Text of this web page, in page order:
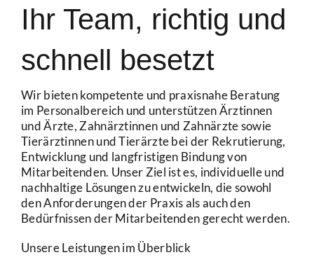
Ihr Team, richtig und
schnell besetzt
Wir bieten kompetente und praxisnahe Beratung
im Personalbereich und unterstützen Ärztinnen
und Ärzte, Zahnärztinnen und Zahnärzte sowie
Tierärztinnen und Tierärzte bei der Rekrutierung,
Entwicklung und langfristigen Bindung von
Mitarbeitenden. Unser Ziel ist es, individuelle und
nachhaltige Lösungen zu entwickeln, die sowohl
den Anforderungen der Praxis als auch den
Bedürfnissen der Mitarbeitenden gerecht werden.
Unsere Leistungen im Überblick